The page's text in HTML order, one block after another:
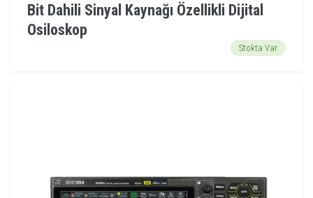
Bit Dahili Sinyal Kaynağı Özellikli Dijital
Osiloskop
Stokta Var